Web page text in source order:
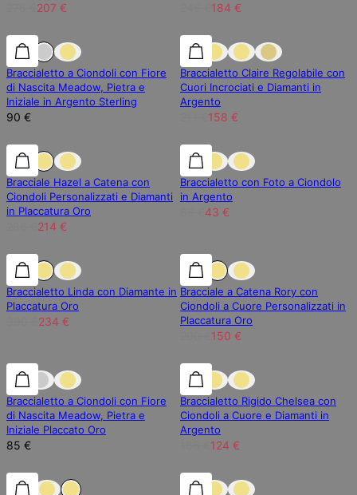
207 € 184 €
Braccialetto a Ciondoli con Fiore
di Nascita Meadow, Pietra e
Iniziale in Argento Sterling
90 €
25% di sconto
Braccialetto Claire Regolabile con
Cuori Incrociati e Diamanti in
Argento
158 €
25% di sconto 25% di sconto
Bracciale Hazel a Catena con
Ciondoli Personalizzati e Diamanti
in Placcatura Oro
214 €
50% di sconto
Braccialetto con Foto a Ciondolo
in Argento
43 €
40% di sconto 40% di sconto
Braccialetto Linda con Diamante in
Placcatura Oro
234 €
25% di sconto
Bracciale a Catena Rory con
Ciondoli a Cuore Personalizzati in
Placcatura Oro
150 €
Braccialetto a Ciondoli con Fiore
di Nascita Meadow, Pietra e
Iniziale Placcato Oro
85 €
25% di sconto
Braccialetto Rigido Chelsea con
Ciondoli a Cuore e Diamanti in
Argento
124 €
25% di sconto 25% di sconto
25% di sconto